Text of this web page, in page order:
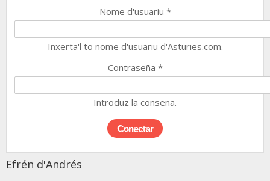
Nome d'usuariu *
Inxerta'l to nome d'usuariu d'Asturies.com.
Contraseña *
Introduz la conseña.
Efrén d'Andrés